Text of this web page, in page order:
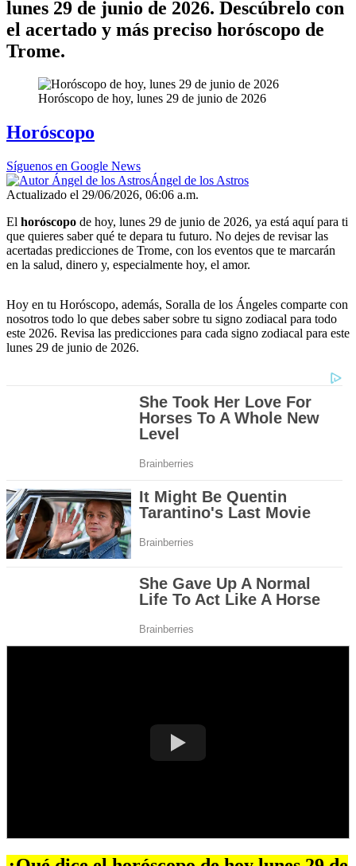
lunes 29 de junio de 2026. Descúbrelo con
el acertado y más preciso horóscopo de
Trome.
Horóscopo de hoy, lunes 29 de junio de 2026
Horóscopo
Síguenos en Google News
Ángel de los Astros
Actualizado el 29/06/2026, 06:06 a.m.
El horóscopo de hoy, lunes 29 de junio de 2026, ya está aquí para ti
que quieres saber qué te depara tu futuro. No dejes de revisar las
acertadas predicciones de Trome, con los eventos que te marcarán
en la salud, dinero y, especialmente hoy, el amor.
Hoy en tu Horóscopo, además, Soralla de los Ángeles comparte con
nosotros todo lo que debes saber sobre tu signo zodiacal para todo
este 2026. Revisa las predicciones para cada signo zodiacal para este
lunes 29 de junio de 2026.